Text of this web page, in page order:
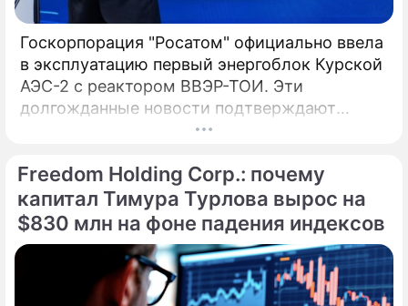
Госкорпорация "Росатом" официально ввела
в эксплуатацию первый энергоблок Курской
АЭС-2 с реактором ВВЭР-ТОИ. Эти
долгожданные новости подтверждают
технологическое лидерство России, а глава
технологическим успехом и трудовым
подвигом. Введенный в эксплуатацию 27
апреля, инновационный энергоблок № 1
Курской АЭС-2 с 1 мая начал официальные
поставки электроэнергии в Единую
энергосистему страны.
Freedom Holding Corp.: почему
капитал Тимура Турлова вырос на
$830 млн на фоне падения индексов